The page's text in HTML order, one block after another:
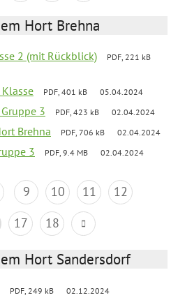
Hort Brehna
2 (mit Rückblick)
PDF, 221 kB
PDF, 401 kB 05.04.2024
3 PDF, 423 kB 02.04.2024
Brehna PDF, 706 kB 02.04.2024
3 PDF, 9.4 MB 02.04.2024
9 10 11
12
17 18
Hort Sandersdorf
PDF, 249 kB 02.12.2024